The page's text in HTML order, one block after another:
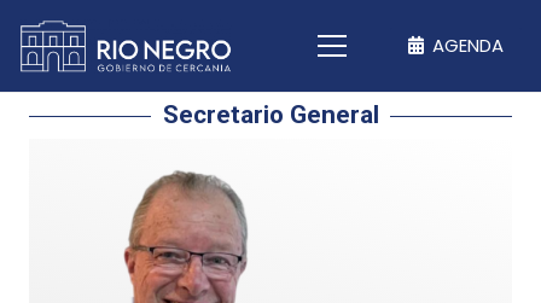
AGENDA
Secretario General